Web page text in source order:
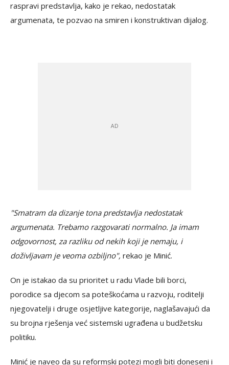
raspravi predstavlja, kako je rekao, nedostatak
argumenata, te pozvao na smiren i konstruktivan dijalog.
"Smatram da dizanje tona predstavlja nedostatak
argumenata. Trebamo razgovarati normalno. Ja imam
odgovornost, za razliku od nekih koji je nemaju, i
doživljavam je veoma ozbiljno", rekao je Minić.
On je istakao da su prioritet u radu Vlade bili borci,
porodice sa djecom sa poteškoćama u razvoju, roditelji
njegovatelji i druge osjetljive kategorije, naglašavajući da
su brojna rješenja već sistemski ugrađena u budžetsku
politiku.
Minić je naveo da su reformski potezi mogli biti doneseni i